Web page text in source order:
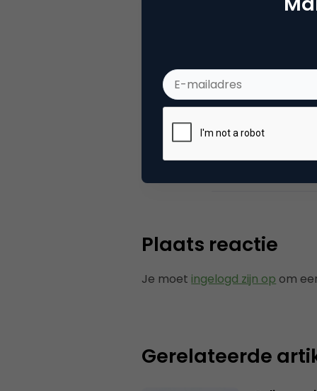
VPRO,
Categorie
Plaats reactie
Je moet ingelogd zijn op om
Gerelateerde